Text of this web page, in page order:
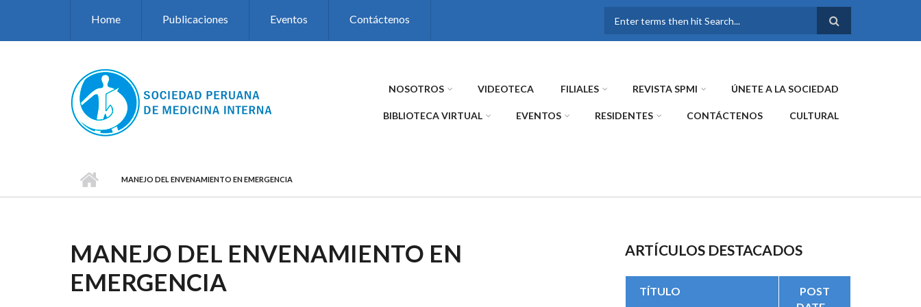
Home Publicaciones Eventos Contáctenos
FORMULARIO DE
NOSOTROS VIDEOTECA FILIALES REVISTA SPMI ÚNETE A LA SOCIEDAD
BIBLIOTECA VIRTUAL EVENTOS RESIDENTES CONTÁCTENOS CULTURAL
MANEJO DEL ENVENAMIENTO EN EMERGENCIA
MANEJO DEL ENVENAMIENTO EN
EMERGENCIA
ARTÍCULOS DESTACADOS
TÍTULO
POST